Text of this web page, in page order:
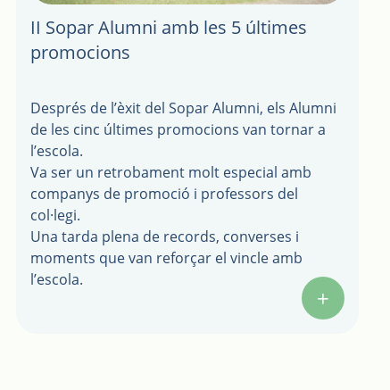
II Sopar Alumni amb les 5 últimes
promocions
Després de l’èxit del Sopar Alumni, els Alumni
de les cinc últimes promocions van tornar a
l’escola.
Va ser un retrobament molt especial amb
companys de promoció i professors del
col·legi.
Una tarda plena de records, converses i
moments que van reforçar el vincle amb
l’escola.
+